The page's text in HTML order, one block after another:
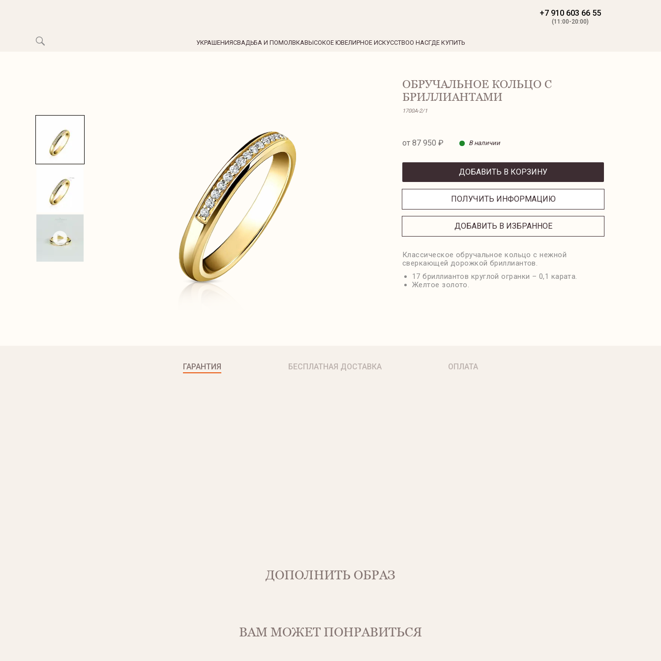
+7 910 603 66 55
(11:00-20:00)
УКРАШЕНИЯСВАДЬБА И ПОМОЛВКАВЫСОКОЕ ЮВЕЛИРНОЕ ИСКУССТВОО НАСГДЕ КУПИТЬ
ОБРУЧАЛЬНОЕ КОЛЬЦО С
БРИЛЛИАНТАМИ
1700A-2/1
от 87 950 ₽ В наличии
ДОБАВИТЬ В КОРЗИНУ
ПОЛУЧИТЬ ИНФОРМАЦИЮ
ДОБАВИТЬ В ИЗБРАННОЕ
Классическое обручальное кольцо с нежной
сверкающей дорожкой бриллиантов.
17 бриллиантов круглой огранки – 0,1 карата.
Желтое золото.
ГАРАНТИЯ БЕСПЛАТНАЯ ДОСТАВКА ОПЛАТА
ДОПОЛНИТЬ ОБРАЗ
ВАМ МОЖЕТ ПОНРАВИТЬСЯ